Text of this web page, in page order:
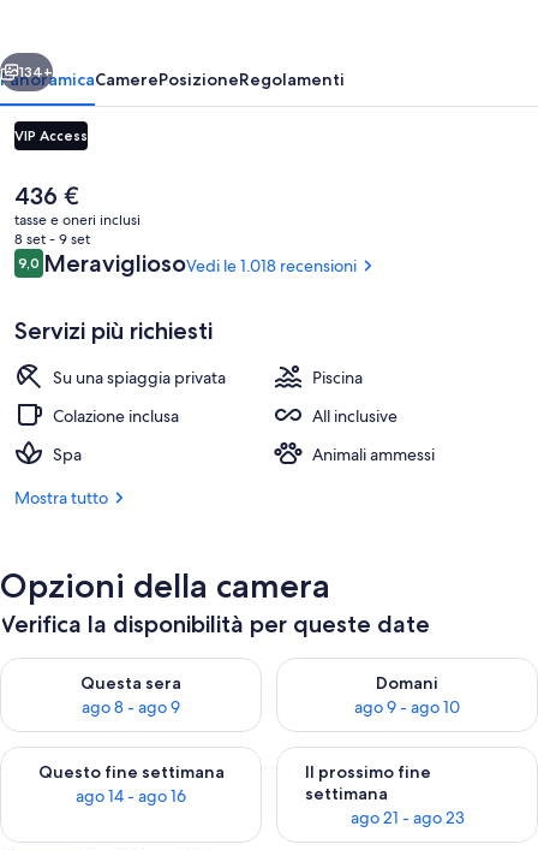
Only
-
All
Inclusive
Avanti
134+
PanoramicaCamerePosizioneRegolamenti
VIP Access
Il
prezzo
attuale
è
436 €
436 €
tasse e oneri inclusi
8 set - 9 set
Recensioni
9,09,0 su 10
MeravigliosoVedi le 1.018 recensioni
Servizi più richiesti
Su una spiaggia privata
Piscina
Colazione inclusa
All inclusive
Spa
Animali ammessi
Mostra tutto
Opzioni della camera
Verifica la disponibilità per queste date
Questa sera
ago 8 - ago 9
Verifica la disponibilità per questa sera, ago 8 - ago 9
Domani
ago 9 - ago 10
Verifica la disponibilità per
Questo fine settimana
ago 14 - ago 16
Verifica la disponibilità per questo fine settimana, ago 14 -
Il prossimo fine
settimana
ago 21 - ago 23
Verifica la disponibilità per il